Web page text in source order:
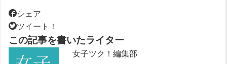
シェア
ツイート！
この記事を書いたライター
女子ツク！編集部